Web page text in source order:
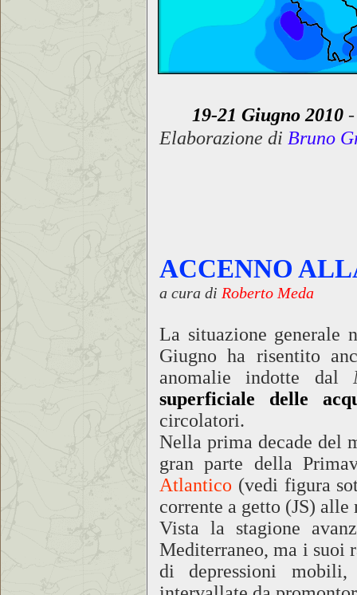
19-21 Giugno 2010-
Elaborazione di Bruno
ACCENNO
a cura di Roberto Meda
La situazione generale
Giugno ha risentito
anomalie indotte dal
superficiale delle
circolatori.
Nella prima decade del
gran parte della
Atlantico (vedi figura
corrente a getto (JS)
Vista la stagione
Mediterraneo, ma i suoi
di depressioni